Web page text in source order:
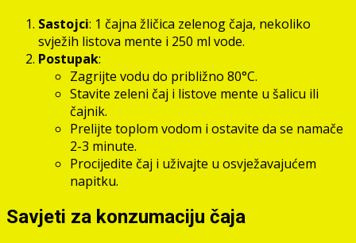
Sastojci: 1 čajna žličica zelenog čaja, nekoliko
svježih listova mente i 250 ml vode.
Postupak:
Zagrijte vodu do približno 80°C.
Stavite zeleni čaj i listove mente u šalicu ili
čajnik.
Prelijte toplom vodom i ostavite da se namače
2-3 minute.
Procijedite čaj i uživajte u osvježavajućem
napitku.
Savjeti za konzumaciju čaja